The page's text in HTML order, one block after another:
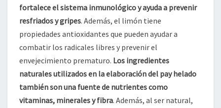
fortalece el sistema inmunológico y ayuda a prevenir
resfriados y gripes. Además, el limón tiene
propiedades antioxidantes que pueden ayudar a
combatir los radicales libres y prevenir el
envejecimiento prematuro. Los ingredientes
naturales utilizados en la elaboración del pay helado
también son una fuente de nutrientes como
vitaminas, minerales y fibra. Además, al ser natural,